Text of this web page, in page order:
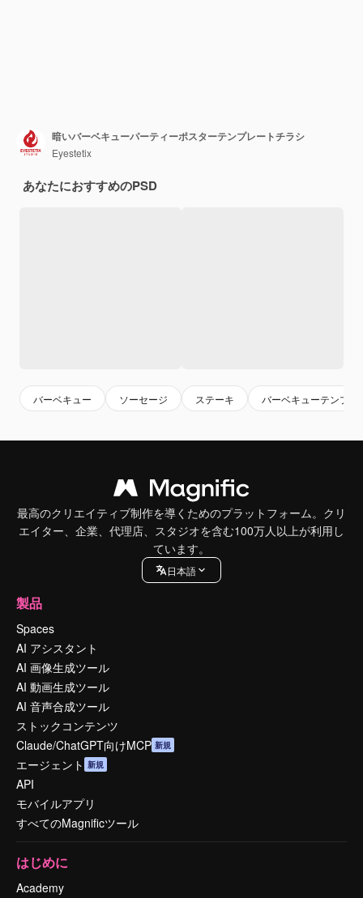
暗いバーベキューパーティーポスターテンプレートチラシ
Eyestetix
あなたにおすすめのPSD
バーベキュー ソーセージ ステーキ バーベキューテンプレ
最高のクリエイティブ制作を導くためのプラットフォーム。クリ
エイター、企業、代理店、スタジオを含む100万人以上が利用し
ています。
日本語
製品
Spaces
AI アシスタント
AI 画像生成ツール
AI 動画生成ツール
AI 音声合成ツール
ストックコンテンツ
Claude/ChatGPT向けMCP 新規
エージェント 新規
API
モバイルアプリ
すべてのMagnificツール
はじめに
Academy